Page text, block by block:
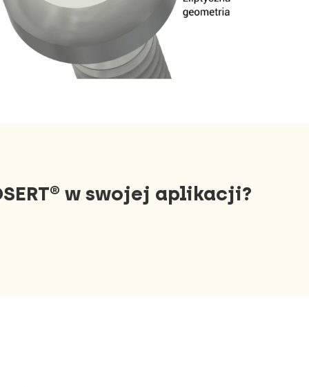
w swojej aplikacji?